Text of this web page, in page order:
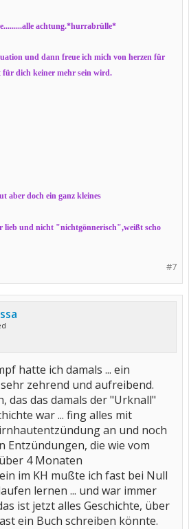
achtung.*hurrabrülle*
und dann freue ich mich von herzen für
für dich keiner mehr sein wird.
aber doch ein ganz kleines
lieb und nicht "nichtgönnerisch",weißt scho
#7
hatte ich damals ... ein
zehrend und aufreibend.
das das damals der "Urknall"
war ... fing alles mit
an und noch
Entzündungen, die wie vom
4 Monaten
im KH mußte ich fast bei Null
lernen ... und war immer
ist jetzt alles Geschichte, über
ein Buch schreiben könnte.